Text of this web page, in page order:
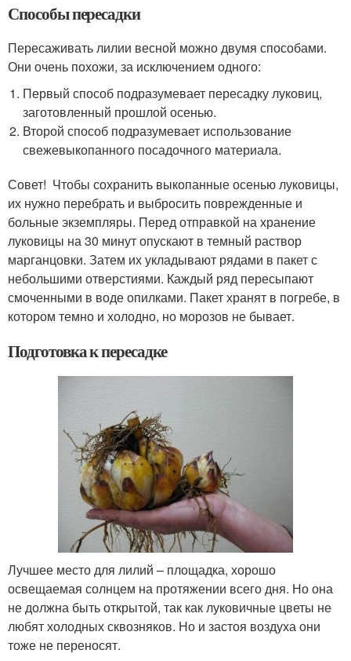
Способы пересадки
Пересаживать лилии весной можно двумя способами.
Они очень похожи, за исключением одного:
Первый способ подразумевает пересадку луковиц,
заготовленный прошлой осенью.
Второй способ подразумевает использование
свежевыкопанного посадочного материала.
Совет! Чтобы сохранить выкопанные осенью луковицы,
их нужно перебрать и выбросить поврежденные и
больные экземпляры. Перед отправкой на хранение
луковицы на 30 минут опускают в темный раствор
марганцовки. Затем их укладывают рядами в пакет с
небольшими отверстиями. Каждый ряд пересыпают
смоченными в воде опилками. Пакет хранят в погребе, в
котором темно и холодно, но морозов не бывает.
Подготовка к пересадке
Лучшее место для лилий – площадка, хорошо
освещаемая солнцем на протяжении всего дня. Но она
не должна быть открытой, так как луковичные цветы не
любят холодных сквозняков. Но и застоя воздуха они
тоже не переносят.